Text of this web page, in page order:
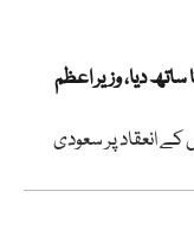
دیا، وزیر اعظم
انعقاد پر سعودی